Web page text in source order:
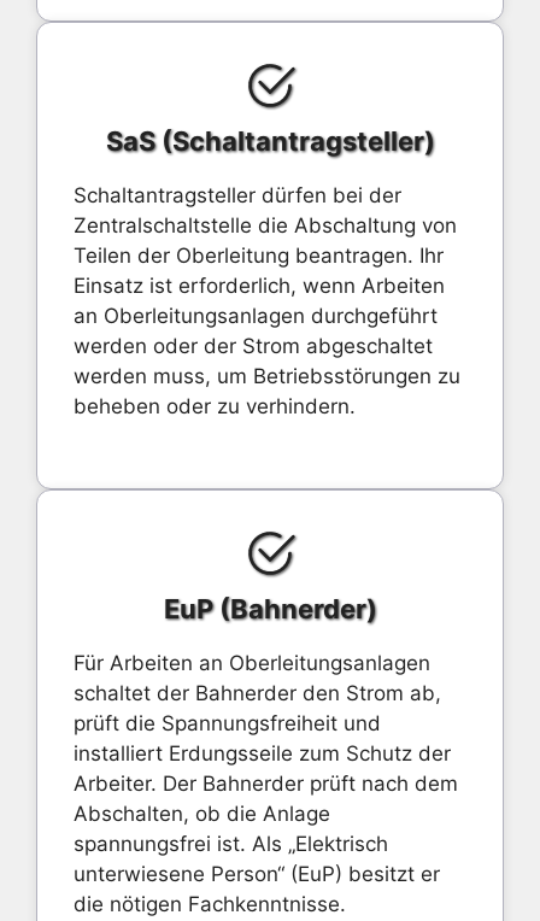
SaS (Schaltantragsteller)
Schaltantragsteller dürfen bei der
Zentralschaltstelle die Abschaltung von
Teilen der Oberleitung beantragen. Ihr
Einsatz ist erforderlich, wenn Arbeiten
an Oberleitungsanlagen durchgeführt
werden oder der Strom abgeschaltet
werden muss, um Betriebsstörungen zu
beheben oder zu verhindern.
EuP (Bahnerder)
Für Arbeiten an Oberleitungsanlagen
schaltet der Bahnerder den Strom ab,
prüft die Spannungsfreiheit und
installiert Erdungsseile zum Schutz der
Arbeiter. Der Bahnerder prüft nach dem
Abschalten, ob die Anlage
spannungsfrei ist. Als „Elektrisch
unterwiesene Person“ (EuP) besitzt er
die nötigen Fachkenntnisse.